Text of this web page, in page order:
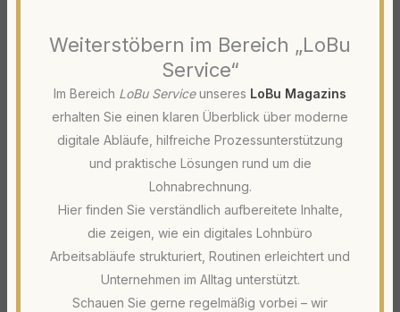
Weiterstöbern im Bereich „LoBu
Service“
Im Bereich LoBu Serviceunseres LoBu Magazins
erhalten Sie einen klaren Überblick über moderne
digitale Abläufe, hilfreiche Prozessunterstützung
und praktische Lösungen rund um die
Lohnabrechnung.
Hier finden Sie verständlich aufbereitete Inhalte,
die zeigen, wie ein digitales Lohnbüro
Arbeitsabläufe strukturiert, Routinen erleichtert und
Unternehmen im Alltag unterstützt.
Schauen Sie gerne regelmäßig vorbei – wir